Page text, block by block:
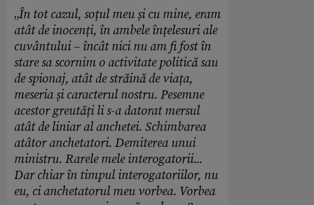
„În tot cazul, soțul meu și cu mine, eram
atât de inocenți, în ambele înțelesuri ale
cuvântului – încât nici nu am fi fost în
stare sa scornim o activitate politică sau
de spionaj, atât de străină de viața,
meseria și caracterul nostru. Pesemne
acestor greutăți li s-a datorat mersul
atât de liniar al anchetei. Schimbarea
atâtor anchetatori. Demiterea unui
ministru. Rarele mele interogatorii...
Dar chiar în timpul interogatoriilor, nu
eu, ci anchetatorul meu vorbea. Vorbea